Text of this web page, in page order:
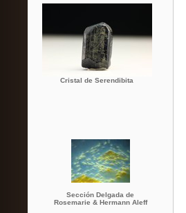
Cristal de Serendibita
Sección Delgada de
Rosemarie & Hermann Aleff